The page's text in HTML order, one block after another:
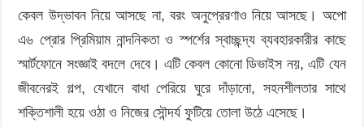
কেবল উদ্ভাবন নিয়ে আসছে না, বরং অনুপ্রেরণাও নিয়ে আসছে। অপো
এ৬ প্রোর প্রিমিয়াম নান্দনিকতা ও স্পর্শের স্বাচ্ছন্দ্য ব্যবহারকারীর কাছে
স্মার্টফোনে সংজ্ঞাই বদলে দেবে। এটি কেবল কোনো ডিভাইস নয়, এটি যেন
জীবনেরই গল্প, যেখানে বাধা পেরিয়ে ঘুরে দাঁড়ানো, সহনশীলতার সাথে
শক্তিশালী হয়ে ওঠা ও নিজের সৌন্দর্য ফুটিয়ে তোলা উঠে এসেছে।